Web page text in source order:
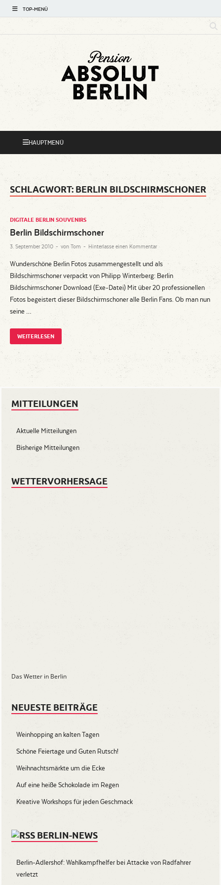
TOP-MENÜ
Absolut
Berlin Mini-
Reiseführer
HAUPTMENÜ
SCHLAGWORT: BERLIN BILDSCHIRMSCHONER
DIGITALE BERLIN SOUVENIRS
Berlin Bildschirmschoner
3. September 2010 - von Tom - Hinterlasse einen Kommentar
Wunderschöne Berlin Fotos zusammengestellt und als
Bildschirmschoner verpackt von Philipp Winterberg: Berlin
Bildschirmschoner Download (Exe-Datei) Mit über 20 professionellen
Fotos begeistert dieser Bildschirmschoner alle Berlin Fans. Ob man nun
seine …
WEITERLESEN
MITTEILUNGEN
Aktuelle Mitteilungen
Bisherige Mitteilungen
WETTERVORHERSAGE
Das Wetter in Berlin
NEUESTE BEITRÄGE
Weinhopping an kalten Tagen
Schöne Feiertage und Guten Rutsch!
Weihnachtsmärkte um die Ecke
Auf eine heiße Schokolade im Regen
Kreative Workshops für jeden Geschmack
BERLIN-NEWS
Berlin-Adlershof: Wahlkampfhelfer bei Attacke von Radfahrer
verletzt